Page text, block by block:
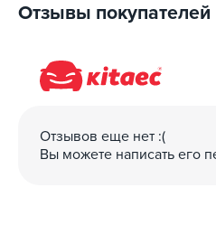
Отзывы покупателей
Отзывов еще нет :(
Вы можете написать его